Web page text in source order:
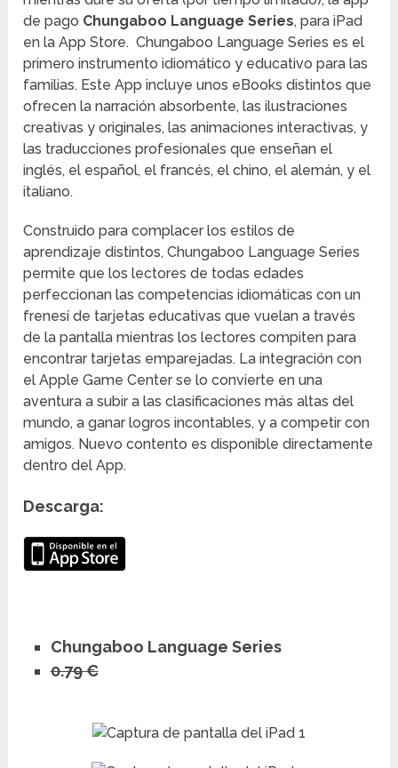
de pago Chungaboo Language Series, para iPad
en la App Store. Chungaboo Language Series es el
primero instrumento idiomático y educativo para las
familias. Este App incluye unos eBooks distintos que
ofrecen la narración absorbente, las ilustraciones
creativas y originales, las animaciones interactivas, y
las traducciones profesionales que enseñan el
inglés, el español, el francés, el chino, el alemán, y el
italiano.
Construido para complacer los estilos de
aprendizaje distintos, Chungaboo Language Series
permite que los lectores de todas edades
perfeccionan las competencias idiomáticas con un
frenesí de tarjetas educativas que vuelan a través
de la pantalla mientras los lectores compiten para
encontrar tarjetas emparejadas. La integración con
el Apple Game Center se lo convierte en una
aventura a subir a las clasificaciones más altas del
mundo, a ganar logros incontables, y a competir con
amigos. Nuevo contento es disponible directamente
dentro del App.
Descarga:
Chungaboo Language Series
0.79 €